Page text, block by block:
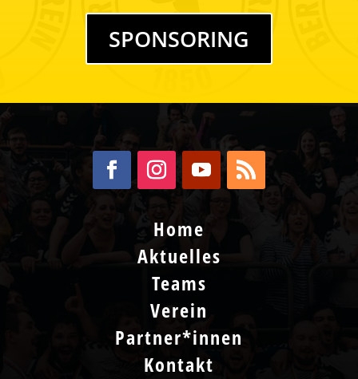
SPONSORING
Home
Aktuelles
Teams
Verein
Partner*innen
Kontakt